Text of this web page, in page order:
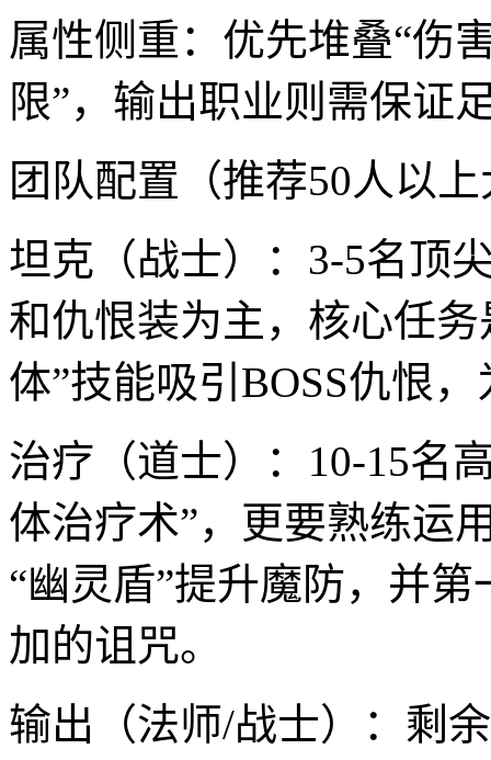
属性侧重：优先堆叠“伤
限”，输出职业则需保证
团队配置（推荐50人以
坦克（战士）：3-5名顶
和仇恨装为主，核心任
体”技能吸引BOSS仇恨
治疗（道士）：10-15名
体治疗术”，更要熟练运
“幽灵盾”提升魔防，并第
加的诅咒。
输出（法师/战士）：剩